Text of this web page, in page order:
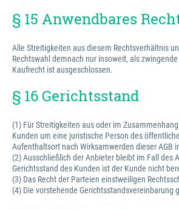
§ 15 Anwendbares
Alle Streitigkeiten aus diesem Rechtsverhältnis
Rechtswahl demnach nur insoweit, als
Kaufrecht ist ausgeschlossen.
§ 16 Gerichtsstand
(1) Für Streitigkeiten aus oder im
Kunden um eine juristische Person des
Aufenthaltsort nach Wirksamwerden dieser
(2) Ausschließlich der Anbieter bleibt im Fall des
Gerichtsstand des Kunden ist der Kunde nicht
(3) Das Recht der Parteien einstweiligen
(4) Die vorstehende